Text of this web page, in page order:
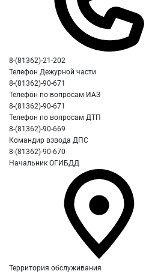
8-(81362)-21-202
Телефон Дежурной части
8-(81362)-90-671
Телефон по вопросам ИАЗ
8-(81362)-90-671
Телефон по вопросам ДТП
8-(81362)-90-669
Командир взвода ДПС
8-(81362)-90-670
Начальник ОГИБДД
Территория обслуживания